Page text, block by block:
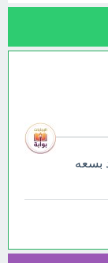
بسعه